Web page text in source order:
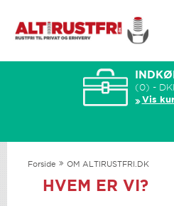
(0) -
Vis
Forside OM ALTIRUSTFRI.DK
HVEM ER VI?